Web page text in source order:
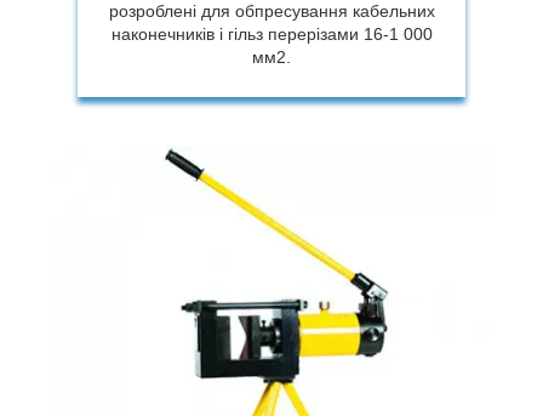
розроблені для обпресування кабельних
наконечників і гільз перерізами 16-1 000
мм2.